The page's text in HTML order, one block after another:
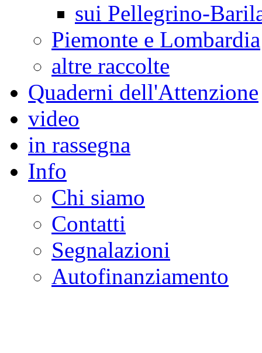
sui Pellegrino-
Piemonte e Lombardia
altre raccolte
Quaderni dell'Attenzione
video
in rassegna
Info
Chi siamo
Contatti
Segnalazioni
Autofinanziamento